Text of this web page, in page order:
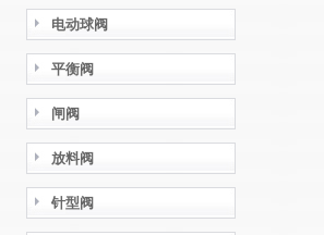
电动球阀
平衡阀
闸阀
放料阀
针型阀